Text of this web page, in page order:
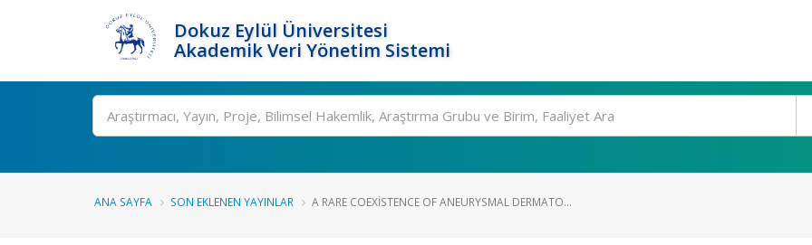
Dokuz Eylül Üniversitesi
Akademik Veri Yönetim Sistemi
Ara
ANA SAYFA SON EKLENEN YAYINLAR A RARE COEXISTENCE OF ANEURYSMAL DERMATO...